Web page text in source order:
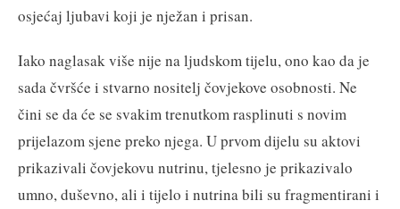
osjećaj ljubavi koji je nježan i prisan.
Iako naglasak više nije na ljudskom tijelu, ono kao da je
sada čvršće i stvarno nositelj čovjekove osobnosti. Ne
čini se da će se svakim trenutkom rasplinuti s novim
prijelazom sjene preko njega. U prvom dijelu su aktovi
prikazivali čovjekovu nutrinu, tjelesno je prikazivalo
umno, duševno, ali i tijelo i nutrina bili su fragmentirani i